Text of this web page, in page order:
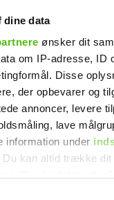
dine data
ønsker dit
om IP-adresse,
Disse
der opbevarer og
annoncer, levere
lave
information under
Du kan altid trække